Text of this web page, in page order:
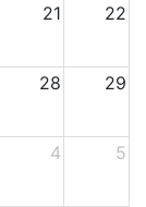
21 22
28 29
4 5